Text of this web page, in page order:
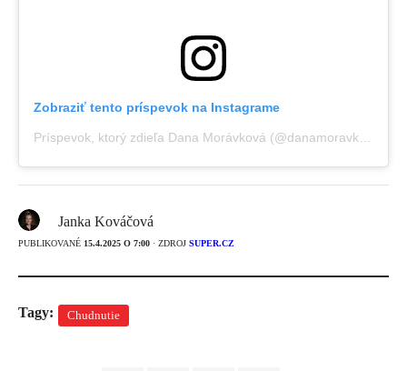
Zobraziť tento príspevok na Instagrame
Príspevok, ktorý zdieľa Dana Morávková (@danamoravkovaofficial)
Janka Kováčová
PUBLIKOVANÉ 15.4.2025 O 7:00 · ZDROJ SUPER.CZ
Tagy: Chudnutie